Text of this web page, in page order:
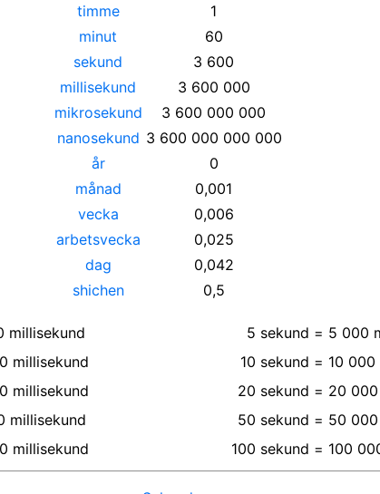
timme
1
minut
60
sekund
3 600
millisekund
3 600 000
mikrosekund
3 600 000 000
nanosekund 3 600 000 000 000
år
0
månad
0,001
vecka
0,006
arbetsvecka
0,025
dag
0,042
shichen
0,5
millisekund
millisekund
millisekund
millisekund
millisekund
5 sekund = 5 000
10 sekund = 10 000
20 sekund = 20 000
50 sekund = 50 000
100 sekund = 100